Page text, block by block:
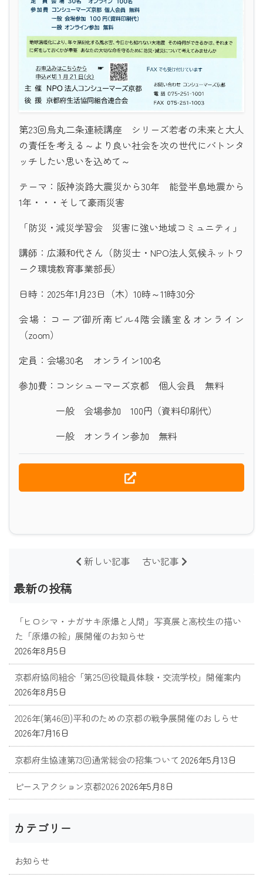
第23回烏丸二条連続講座 シリーズ若者の未来と大人
の責任を考える～より良い社会を次の世代にバトンタ
ッチしたい思いを込めて～
テーマ：阪神淡路大震災から30年 能登半島地震から
1年・・・そして豪雨災害
「防災・減災学習会 災害に強い地域コミュニティ」
講師：広瀬和代さん（防災士・NPO法人気候ネットワ
ーク環境教育事業部長）
日時：2025年1月23日（木）10時～11時30分
会場：コープ御所南ビル4階会議室＆オンライン
（zoom）
定員：会場30名 オンライン100名
参加費：コンシューマーズ京都 個人会員 無料
一般 会場参加 100円（資料印刷代）
一般 オンライン参加 無料
新しい記事 古い記事
最新の投稿
「ヒロシマ・ナガサキ原爆と人間」写真展と高校生の描い
た「原爆の絵」展開催のお知らせ
2026年8月5日
京都府協同組合「第25回役職員体験・交流学校」開催案内
2026年8月5日
2026年(第46回)平和のための京都の戦争展開催のおしらせ
2026年7月16日
京都府生協連第73回通常総会の招集ついて 2026年5月13日
ピースアクション京都20262026年5月8日
カテゴリー
お知らせ